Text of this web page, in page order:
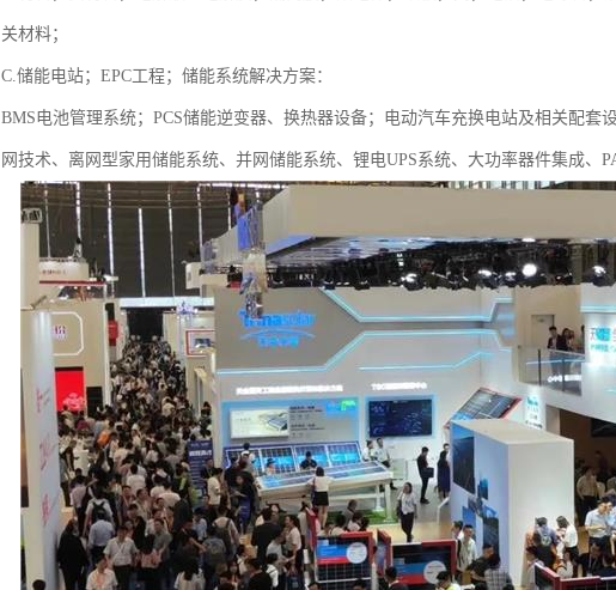
关材料；
C.储能电站；EPC工程；储能系统解决方案：
BMS电池管理系统；PCS储能逆变器、换热器设备；电动汽车充换电站及相关配套
网技术、离网型家用储能系统、并网储能系统、锂电UPS系统、大功率器件集成、